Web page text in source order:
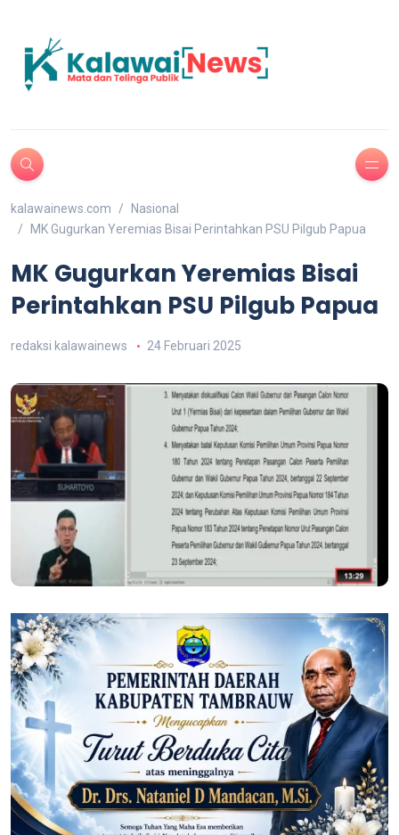
kalawainews.com
Nasional
MK Gugurkan Yeremias Bisai Perintahkan PSU Pilgub Papua
MK Gugurkan Yeremias Bisai
Perintahkan PSU Pilgub Papua
redaksi kalawainews 24 Februari 2025